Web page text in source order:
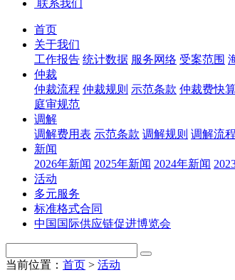
联系我们
首页
关于我们
工作报告 统计数据 服务网络 受案范围
仲裁
仲裁流程 仲裁规则 示范条款 仲裁费快
庭审规范
调解
调解费用表 示范条款 调解规则 调解流程
新闻
2026年新闻 2025年新闻 2024年新闻
活动
多元服务
标准格式合同
中国国际供应链促进博览会
当前位置： 首页 > 活动